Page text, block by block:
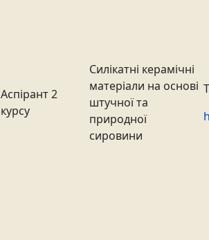
Аспірант 2
курсу
Силікатні керамічні
матеріали на основі
штучної та
природної
сировини